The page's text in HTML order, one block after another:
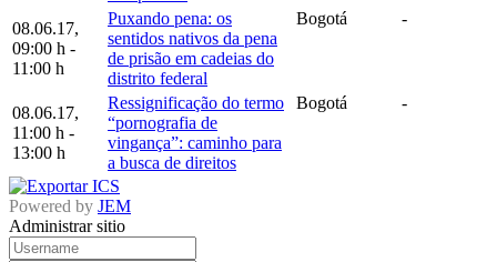
08.06.17,
09:00 h -
11:00 h
Puxando pena: os
sentidos nativos da pena
de prisão em cadeias do
distrito federal
Bogotá -
08.06.17,
11:00 h -
13:00 h
Ressignificação do termo
“pornografia de
vingança”: caminho para
a busca de direitos
Bogotá -
Powered by JEM
Administrar sitio